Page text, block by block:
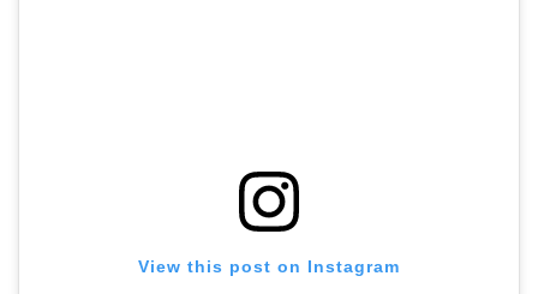
View this post on Instagram